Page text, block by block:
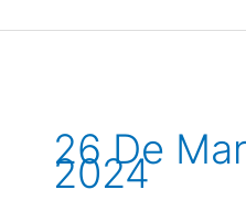
al
26 De
2024